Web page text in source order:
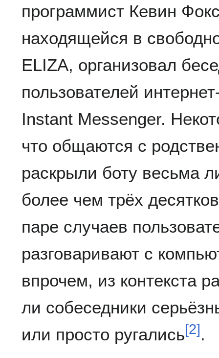
программист Кевин
находящейся в
ELIZA, организовал
пользователей
Instant Messenger.
что общаются с
раскрыли боту весьма
более чем трёх
паре случаев
разговаривают с
впрочем, из контекста
ли собеседники
или просто ругались[2] .